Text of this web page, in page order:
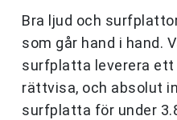
Bra ljud och
som går hand i hand.
surfplatta leverera ett
rättvisa, och absolut
surfplatta för under